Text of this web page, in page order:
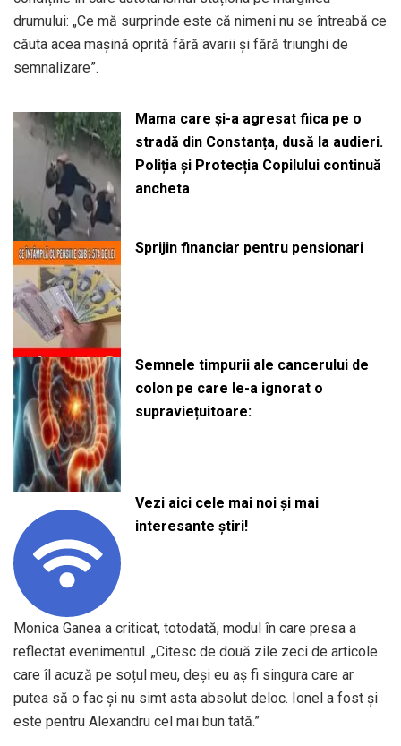
drumului: „Ce mă surprinde este că nimeni nu se întreabă ce
căuta acea mașină oprită fără avarii și fără triunghi de
semnalizare”.
Mama care și-a agresat fiica pe o
stradă din Constanța, dusă la audieri.
Poliția și Protecția Copilului continuă
ancheta
Sprijin financiar pentru pensionari
Semnele timpurii ale cancerului de
colon pe care le-a ignorat o
supraviețuitoare:
Vezi aici cele mai noi și mai
interesante știri!
Monica Ganea a criticat, totodată, modul în care presa a
reflectat evenimentul. „Citesc de două zile zeci de articole
care îl acuză pe soțul meu, deși eu aș fi singura care ar
putea să o fac și nu simt asta absolut deloc. Ionel a fost și
este pentru Alexandru cel mai bun tată.”